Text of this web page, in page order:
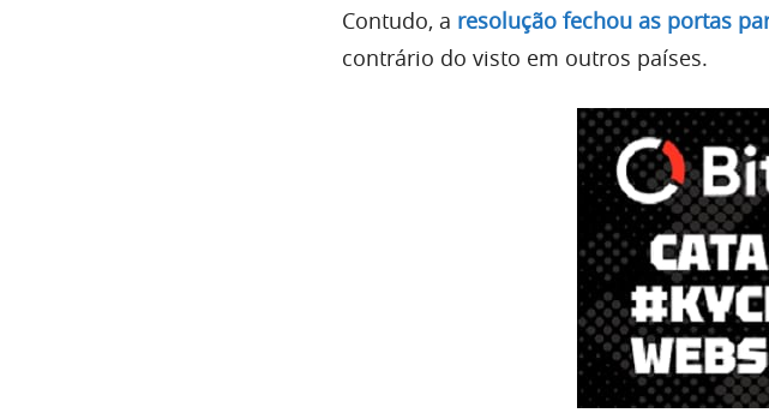
Contudo, a resolução fechou as portas
contrário do visto em outros países.